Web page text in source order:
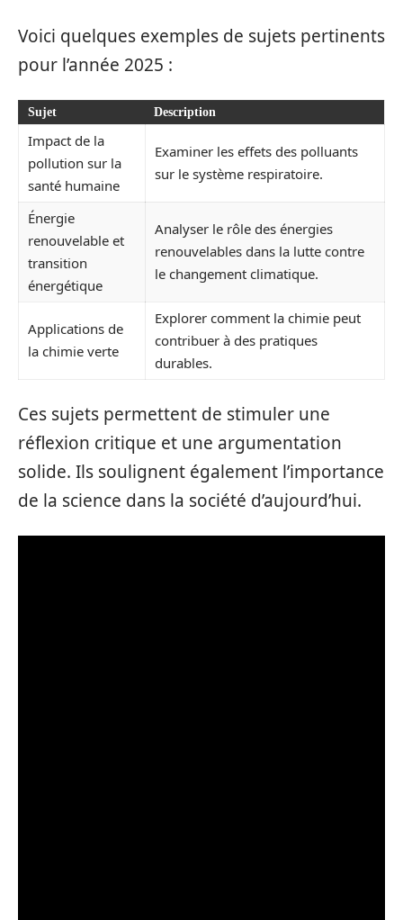
Voici quelques exemples de sujets pertinents
pour l’année 2025 :
Sujet Description
Impact de la
pollution sur la
santé humaine
Examiner les effets des polluants
sur le système respiratoire.
Énergie
renouvelable et
transition
énergétique
Analyser le rôle des énergies
renouvelables dans la lutte contre
le changement climatique.
Applications de
la chimie verte
Explorer comment la chimie peut
contribuer à des pratiques
durables.
Ces sujets permettent de stimuler une
réflexion critique et une argumentation
solide. Ils soulignent également l’importance
de la science dans la société d’aujourd’hui.